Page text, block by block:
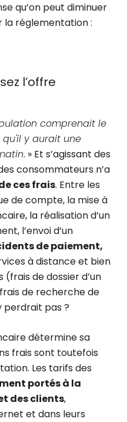
qu’on peut diminuer
la réglementation :
l’offre
comprenait le
y aurait une
. » Et s’agissant des
consommateurs n’a
ces frais. Entre les
de compte, la mise à
la réalisation d’un
l’envoi d’un
de paiement,
à distance et bien
(frais de dossier d’un
de recherche de
perdrait pas ?
détermine sa
frais sont toutefois
Les tarifs des
portés à la
des clients,
et dans leurs